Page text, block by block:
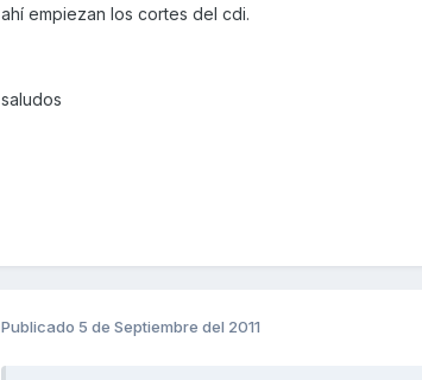
ahí empiezan los cortes del cdi.
saludos
Publicado 5 de Septiembre del 2011